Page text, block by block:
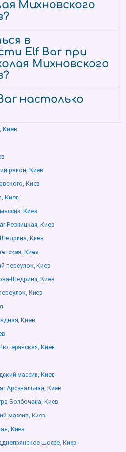
Михновского
в
Elf Bar при
Михновского
настолько
Киев
район, Киев
Киев
Киев
Киев
Резницкая, Киев
Киев
Киев
переулок, Киев
Щедрина, Киев
Киев
Киев
Киев
массив, Киев
Арсенальная, Киев
Болбочана, Киев
массив, Киев
Киев
шоссе, Киев